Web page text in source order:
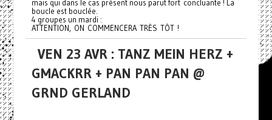
mais qui dans le cas présent nous parut fort concluante ! La
boucle est bouclée.
4 groupes un mardi :
ATTENTION, ON COMMENCERA TRÈS TÔT !
VEN 23 AVR : TANZ MEIN HERZ +
GMACKRR + PAN PAN PAN @
GRND GERLAND